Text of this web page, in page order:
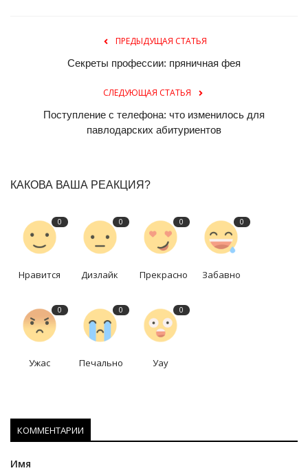
ПРЕДЫДУЩАЯ СТАТЬЯ
Секреты профессии: пряничная фея
СЛЕДУЮЩАЯ СТАТЬЯ
Поступление с телефона: что изменилось для
павлодарских абитуриентов
КАКОВА ВАША РЕАКЦИЯ?
0
Нравится
0
Дизлайк
0
Прекрасно
0
Забавно
0
Ужас
0
Печально
0
Уау
КОММЕНТАРИИ
Имя